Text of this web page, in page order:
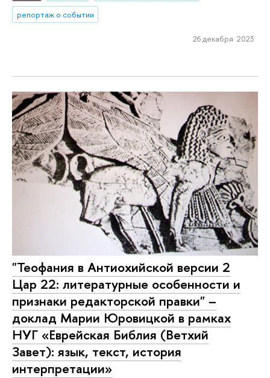
репортаж о событии
26 декабря 2023
"Теофания в Антиохийской версии 2
Цар 22: литературные особенности и
признаки редакторской правки" –
доклад Марии Юровицкой в рамках
НУГ «Еврейская Библия (Ветхий
Завет): язык, текст, история
интерпретации»